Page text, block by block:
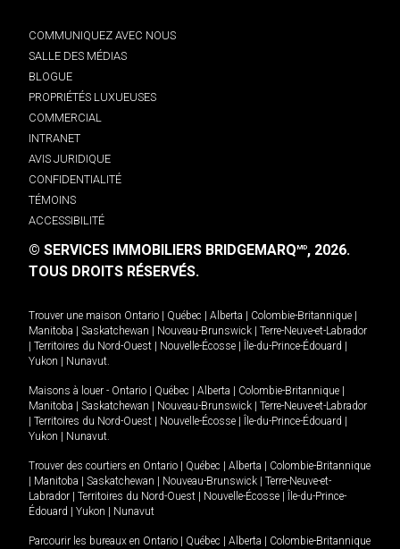
COMMUNIQUEZ AVEC NOUS
SALLE DES MÉDIAS
BLOGUE
PROPRIÉTÉS LUXUEUSES
COMMERCIAL
INTRANET
AVIS JURIDIQUE
CONFIDENTIALITÉ
TÉMOINS
ACCESSIBILITÉ
© SERVICES IMMOBILIERS BRIDGEMARQMD, 2026.
TOUS DROITS RÉSERVÉS.
Trouver une maison Ontario Québec Alberta Colombie-Britannique
Manitoba
Saskatchewan Nouveau-Brunswick
Terre-Neuve-et-Labrador
Territoires du Nord-Ouest Nouvelle-Écosse Île-du-Prince-Édouard
Yukon
Nunavut.
Maisons à louer - Ontario Québec Alberta Colombie-Britannique
Manitoba
Saskatchewan Nouveau-Brunswick
Terre-Neuve-et-Labrador
Territoires du Nord-Ouest Nouvelle-Écosse Île-du-Prince-Édouard
Yukon
Nunavut.
Trouver des courtiers en Ontario Québec Alberta
Colombie-Britannique
Manitoba Saskatchewan Nouveau-Brunswick
Terre-Neuve-et-
Labrador
Territoires du Nord-Ouest Nouvelle-Écosse
Île-du-Prince-
Édouard
Yukon Nunavut
Parcourir les bureaux en Ontario Québec Alberta
Colombie-Britannique